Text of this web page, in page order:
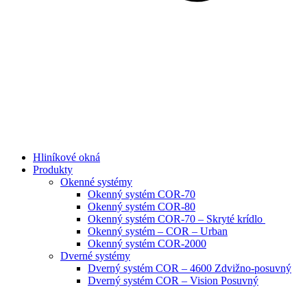
Hliníkové okná
Produkty
Okenné systémy
Okenný systém COR-70
Okenný systém COR-80
Okenný systém COR-70 – Skryté krídlo
Okenný systém – COR – Urban
Okenný systém COR-2000
Dverné systémy
Dverný systém COR – 4600 Zdvižno-posuvný
Dverný systém COR – Vision Posuvný